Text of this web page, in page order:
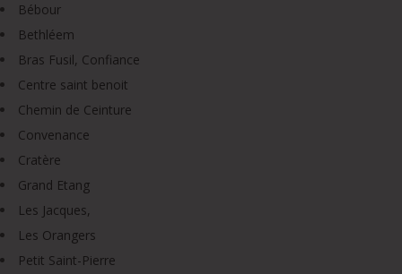
Bébour
Bethléem
Bras Fusil, Confiance
Centre saint benoit
Chemin de Ceinture
Convenance
Cratère
Grand Etang
Les Jacques,
Les Orangers
Petit Saint-Pierre